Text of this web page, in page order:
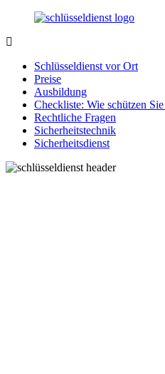
Zurück
Inhalt
Notlage
wird
gelöst!
Schlüsseldienst vor Ort
Preise
Ausbildung
Checkliste: Wie schützen
Rechtliche Fragen
Sicherheitstechnik
Sicherheitsdienst